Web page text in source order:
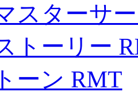
スターサ
トーリー
ーン RMT